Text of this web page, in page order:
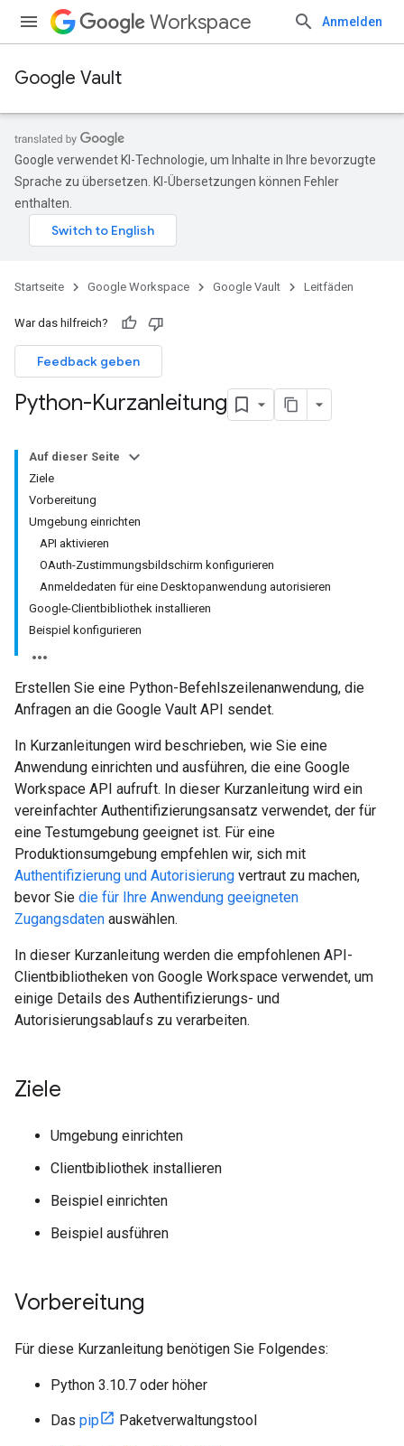
Workspace Anmelden
Google Vault
Google verwendet KI-Technologie, um Inhalte in Ihre bevorzugte
Sprache zu übersetzen. KI-Übersetzungen können Fehler
enthalten.
Startseite Google Workspace Google Vault Leitfäden
War das hilfreich?
Feedback geben
Python-Kurzanleitung
Auf dieser Seite
Ziele
Vorbereitung
Umgebung einrichten
API aktivieren
OAuth-Zustimmungsbildschirm konfigurieren
Anmeldedaten für eine Desktopanwendung autorisieren
Google-Clientbibliothek installieren
Beispiel konfigurieren
Erstellen Sie eine Python-Befehlszeilenanwendung, die
Anfragen an die Google Vault API sendet.
In Kurzanleitungen wird beschrieben, wie Sie eine
Anwendung einrichten und ausführen, die eine Google
Workspace API aufruft. In dieser Kurzanleitung wird ein
vereinfachter Authentifizierungsansatz verwendet, der für
eine Testumgebung geeignet ist. Für eine
Produktionsumgebung empfehlen wir, sich mit
Authentifizierung und Autorisierung vertraut zu machen,
bevor Sie die für Ihre Anwendung geeigneten
Zugangsdaten auswählen.
In dieser Kurzanleitung werden die empfohlenen API-
Clientbibliotheken von Google Workspace verwendet, um
einige Details des Authentifizierungs- und
Autorisierungsablaufs zu verarbeiten.
Ziele
Umgebung einrichten
Clientbibliothek installieren
Beispiel einrichten
Beispiel ausführen
Vorbereitung
Für diese Kurzanleitung benötigen Sie Folgendes:
Python 3.10.7 oder höher
Das pip Paketverwaltungstool